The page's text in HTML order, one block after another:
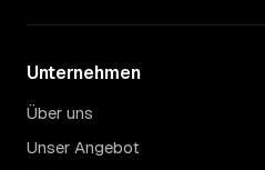
Unternehmen
Über uns
Unser Angebot